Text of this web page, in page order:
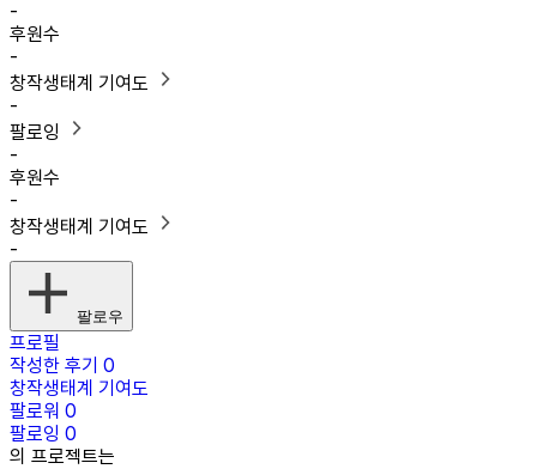
-
후원수
-
창작생태계 기여도
-
팔로잉
-
후원수
-
창작생태계 기여도
-
팔로우
프로필
작성한 후기 0
창작생태계 기여도
팔로워 0
팔로잉 0
의 프로젝트는